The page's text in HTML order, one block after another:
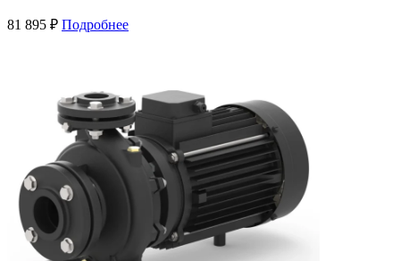
81 895 ₽ Подробнее